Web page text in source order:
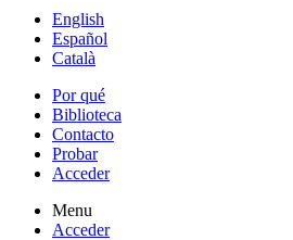
English
Español
Català
Por qué
Biblioteca
Contacto
Probar
Acceder
Menu
Acceder